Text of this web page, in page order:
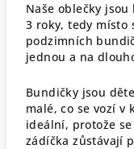
Naše oblečky
3 roky, tedy místo
podzimních
jednou a na
Bundičky jsou
malé, co se vozí v
ideální, protože
zádíčka zůstávají